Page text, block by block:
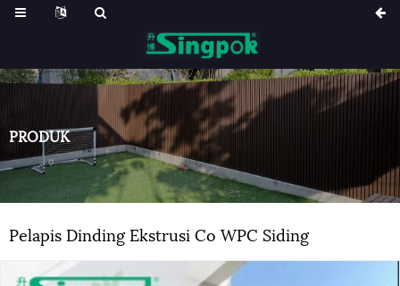
PRODUK
Pelapis Dinding Ekstrusi Co WPC Siding